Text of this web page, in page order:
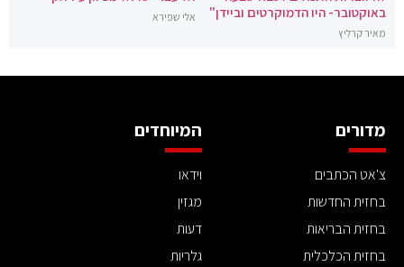
באוקטובר- היו הדמוקרטים וביידן"
מאיר קרליץ
אלי שפירא
מדורים
צ'אט הכתבים
בחזית החדשות
בחזית הבריאות
בחזית הכלכלית
המיוחדים
וידאו
מגזין
דעות
גלריות